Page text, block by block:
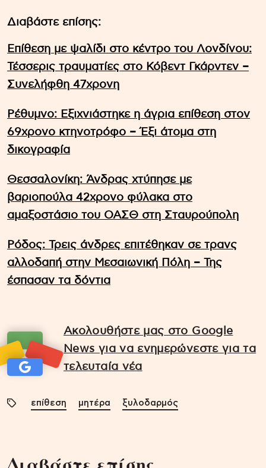
Διαβάστε επίσης:
Επίθεση με ψαλίδι στο κέντρο του Λονδίνου:
Τέσσερις τραυματίες στο Κόβεντ Γκάρντεν –
Συνελήφθη 47χρονη
Ρέθυμνο: Εξιχνιάστηκε η άγρια επίθεση στον
69χρονο κτηνοτρόφο – Έξι άτομα στη
δικογραφία
Θεσσαλονίκη: Άνδρας χτύπησε με
βαριοπούλα 42χρονο φύλακα στο
αμαξοστάσιο του ΟΑΣΘ στη Σταυρούπολη
Ρόδος: Τρεις άνδρες επιτέθηκαν σε τρανς
αλλοδαπή στην Μεσαιωνική Πόλη – Της
έσπασαν τα δόντια
Ακολουθήστε μας στο Google
News για να ενημερώνεστε για τα
τελευταία νέα
επίθεση μητέρα ξυλοδαρμός